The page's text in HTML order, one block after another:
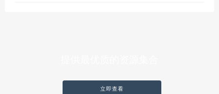
立即查看